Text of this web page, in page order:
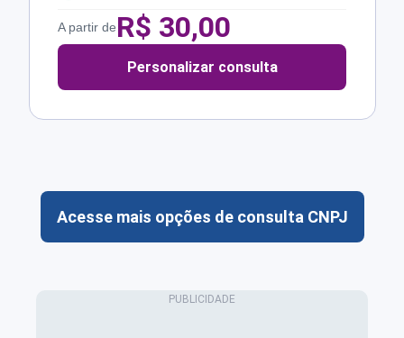
A partir deR$ 30,00
Personalizar consulta
Acesse mais opções de consulta CNPJ